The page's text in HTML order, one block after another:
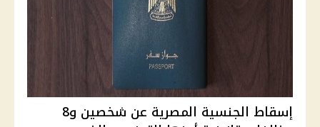
إسقاط الجنسية المصرية عن شخصين و8